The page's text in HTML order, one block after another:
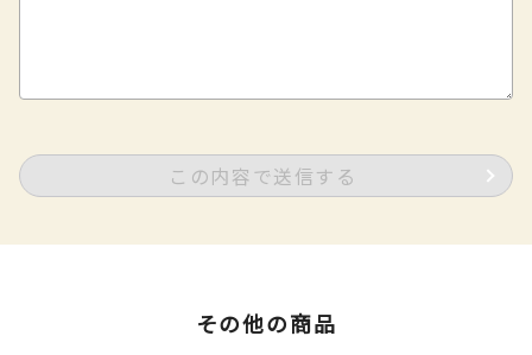
この内容で送信する
その他の商品